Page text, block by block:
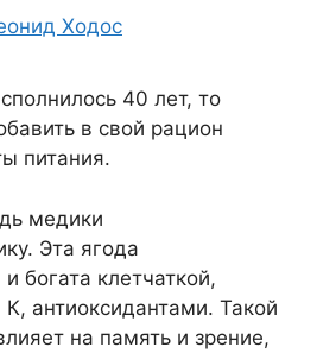
Ходос
40 лет, то
в свой рацион
питания.
медики
Эта ягода
богата клетчаткой,
антиоксидантами. Такой
на память и зрение,